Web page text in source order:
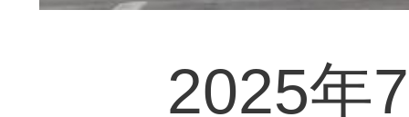
2025年7